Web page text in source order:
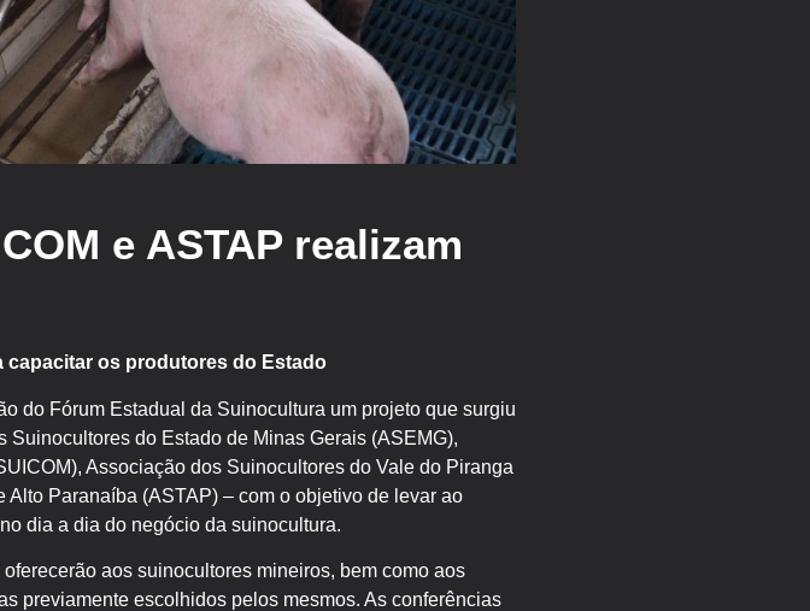
e ASTAP realizam
capacitar os produtores do Estado
do Fórum Estadual da Suinocultura um projeto que surgiu
do Estado de Minas Gerais (ASEMG),
Associação dos Suinocultores do Vale do Piranga
Paranaíba (ASTAP) – com o objetivo de levar ao
dia a dia do negócio da suinocultura.
aos suinocultores mineiros, bem como aos
previamente escolhidos pelos mesmos. As conferências